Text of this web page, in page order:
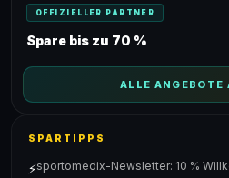
OFFIZIELLER PARTNER
Spare bis zu 70 %
ALLE ANGEBOTE
SPARTIPPS
⚡sportomedix-Newsletter: 10 %